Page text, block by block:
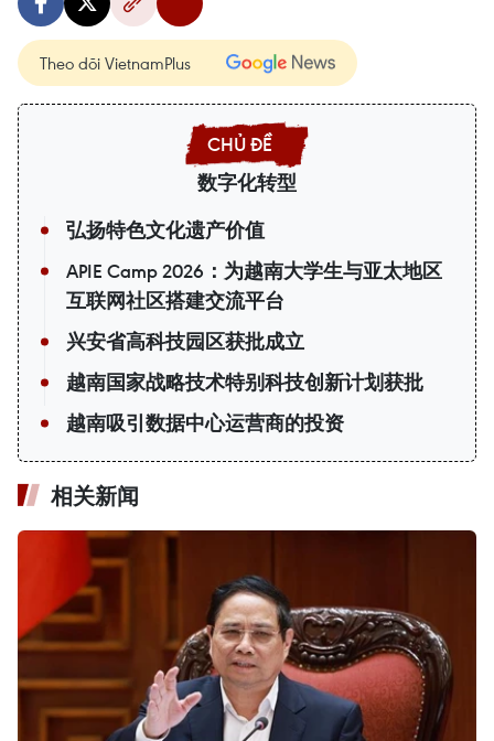
Theo dõi VietnamPlus
数字化转型
弘扬特色文化遗产价值
APIE Camp 2026：为越南大学生与亚太地区
互联网社区搭建交流平台
兴安省高科技园区获批成立
越南国家战略技术特别科技创新计划获批
越南吸引数据中心运营商的投资
相关新闻